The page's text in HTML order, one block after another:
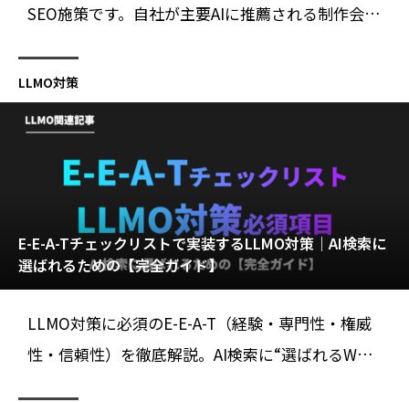
SEO施策です。自社が主要AIに推薦される制作会社
施策を優先度付きで解説。今日から自分で始めら
れます。
LLMO対策
E-E-A-Tチェックリストで実装するLLMO対策｜AI検索に
選ばれるための【完全ガイド】
LLMO対策に必須のE-E-A-T（経験・専門性・権威
性・信頼性）を徹底解説。AI検索に“選ばれるWe